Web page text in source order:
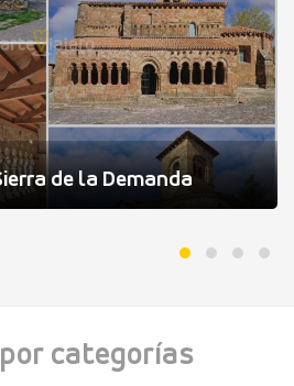
de la Demanda
categorías